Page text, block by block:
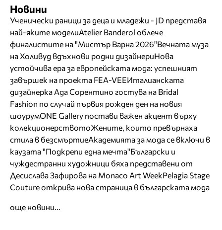
Новини
Ученически раници за деца и младежи - JD представя
най-яките моделиAtelier Banderol облече
финалистите на "Мистър Варна 2026"Вечната муза
на Холивуд вдъхнови родни дизайнериНова
устойчива ера за европейската мода: успешният
завършек на проекта FEA-VEEИталианската
дизайнерка Ада Сорентино гостува на Bridal
Fashion по случай първия рожден ден на новия
шоурумONE Gallery постави важен акцент върху
колекционерствотоЖените, които превърнаха
стила в безсмъртиеАкадемията за мода се включи в
каузата "Подкрепи една мечта"Български и
чуждестранни художници бяха представени от
Десислава Зафирова на Monaco Art WeekPelagia Stage
Couture открива нова страница в българската мода
още новини...